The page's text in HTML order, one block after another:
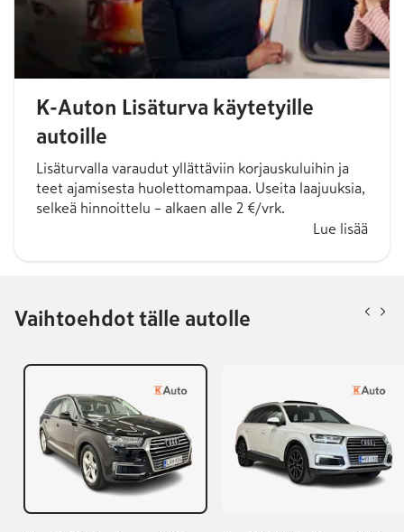
K-Auton Lisäturva käytetyille
autoille
Lisäturvalla varaudut yllättäviin korjauskuluihin ja
teet ajamisesta huolettomampaa. Useita laajuuksia,
selkeä hinnoittelu – alkaen alle 2 €/vrk.
Lue lisää
Vaihtoehdot tälle autolle